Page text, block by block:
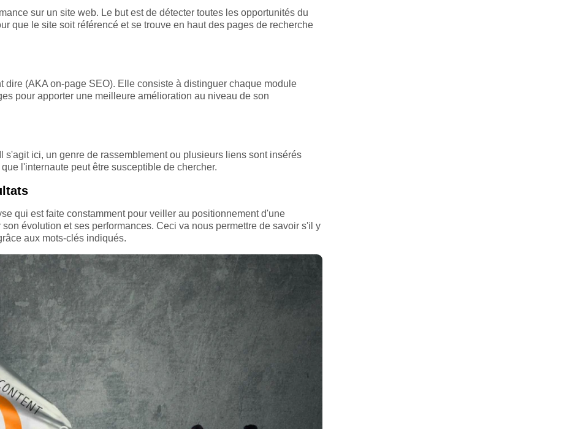
sur un site web. Le but est de détecter toutes les opportunités du
que le site soit référencé et se trouve en haut des pages de recherche
dire (AKA on-page SEO). Elle consiste à distinguer chaque module
pour apporter une meilleure amélioration au niveau de son
s'agit ici, un genre de rassemblement ou plusieurs liens sont insérés
l'internaute peut être susceptible de chercher.
qui est faite constamment pour veiller au positionnement d'une
évolution et ses performances. Ceci va nous permettre de savoir s'il y
aux mots-clés indiqués.